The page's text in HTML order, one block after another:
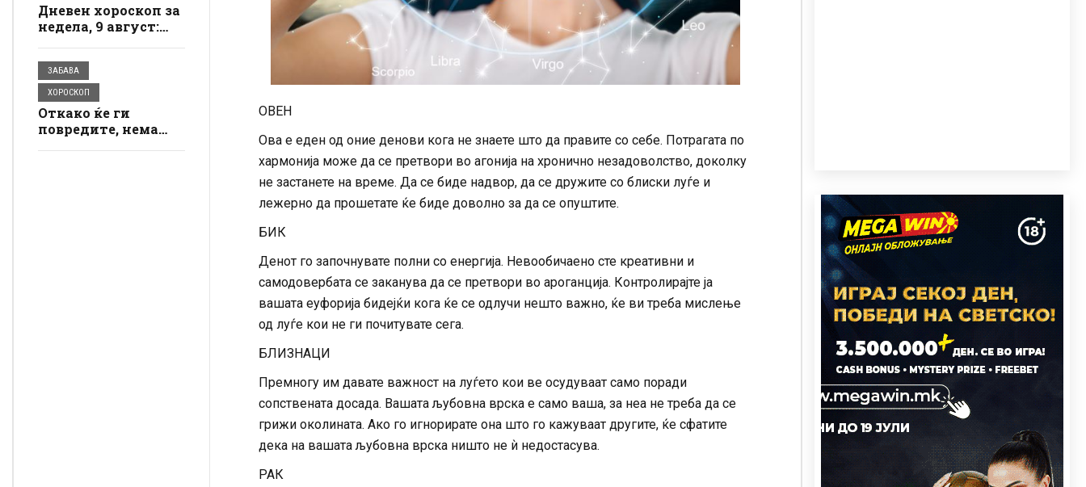
Дневен хороскоп за
недела, 9 август:
можат да
очекуваат љубовни
изненадувања,
важни средби и
одлуки што можат
да променат сè
ЗАБАВА
ХОРОСКОП
Откако ќе ги
повредите, нема
ОВЕН
Ова е еден од оние денови кога не знаете што да правите со себе. Потрагата по
хармонија може да се претвори во агонија на хронично незадоволство, доколку
не застанете на време. Да се ​​биде надвор, да се дружите со блиски луѓе и
лежерно да прошетате ќе биде доволно за да се опуштите.
БИК
Денот го започнувате полни со енергија. Невообичаено сте креативни и
самодовербата се заканува да се претвори во ароганција. Контролирајте ја
вашата еуфорија бидејќи кога ќе се одлучи нешто важно, ќе ви треба мислење
од луѓе кои не ги почитувате сега.
БЛИЗНАЦИ
Премногу им давате важност на луѓето кои ве осудуваат само поради
сопствената досада. Вашата љубовна врска е само ваша, за неа не треба да се
грижи околината. Ако го игнорирате она што го кажуваат другите, ќе сфатите
дека на вашата љубовна врска ништо не ѝ недостасува.
РАК